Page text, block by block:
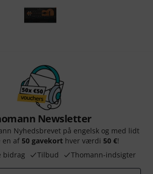
Newsletter
Nyhedsbrevet på engelsk og med lidt
en af 50 gavekort hver værdi 50 €!
bidrag
Tilbud Thomann-indsigter